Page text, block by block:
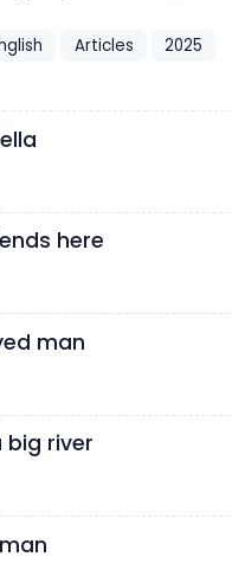
Articles
2025
here
man
big river